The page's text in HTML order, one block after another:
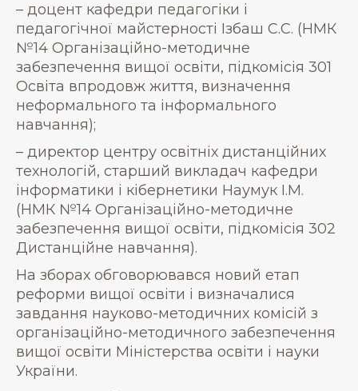
– доцент кафедри педагогіки і
педагогічної майстерності Ізбаш С.С. (НМК
№14 Організаційно-методичне
забезпечення вищої освіти, підкомісія 301
Освіта впродовж життя, визначення
неформального та інформального
навчання);
– директор центру освітніх дистанційних
технологій, старший викладач кафедри
інформатики і кібернетики Наумук І.М.
(НМК №14 Організаційно-методичне
забезпечення вищої освіти, підкомісія 302
Дистанційне навчання).
На зборах обговорювався новий етап
реформи вищої освіти і визначалися
завдання науково-методичних комісій з
організаційно-методичного забезпечення
вищої освіти Міністерства освіти і науки
України.